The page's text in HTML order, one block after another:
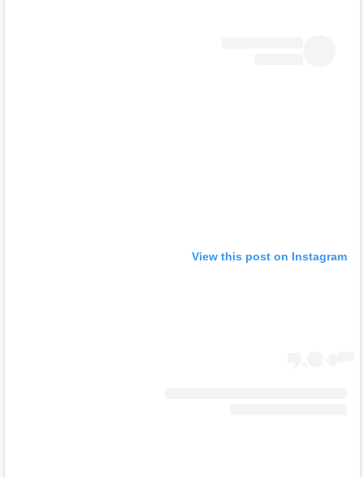
View this post on Instagram